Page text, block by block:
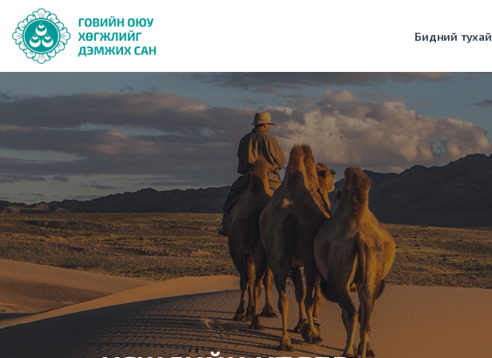
Бидний тухай